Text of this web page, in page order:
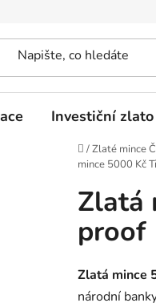
Investiční zlato
Domů
/Zlaté mince
mince 5000 Kč
Zlatá
proof
Zlatá mince
národní